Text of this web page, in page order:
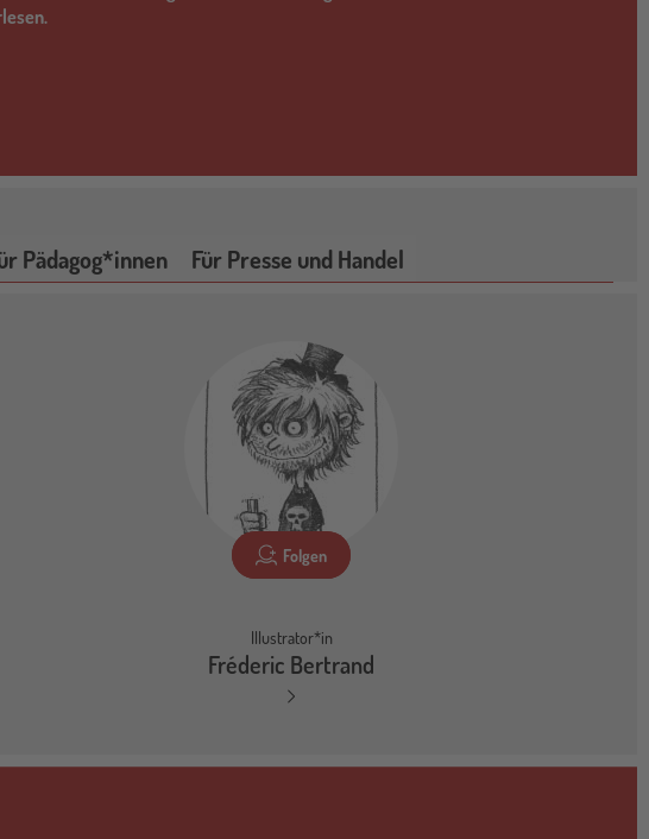
Pädagog*innen Für Presse und Handel
Folgen
Illustrator*in
Fréderic Bertrand